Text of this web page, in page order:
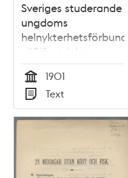
Sveriges studerande
ungdoms
helnykterhetsförbund
- "Gifven icke
barnen alkohol"
1901
Tid
1901
Typ
Text